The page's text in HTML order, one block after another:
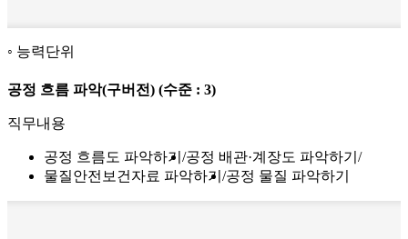
능력단위
공정 흐름 파악(구버전) (수준 : 3)
직무내용
공정 흐름도 파악하기
공정 배관·계장도 파악하기
물질안전보건자료 파악하기
공정 물질 파악하기